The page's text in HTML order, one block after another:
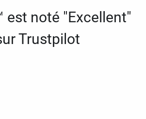
est noté "Excellent"
Trustpilot